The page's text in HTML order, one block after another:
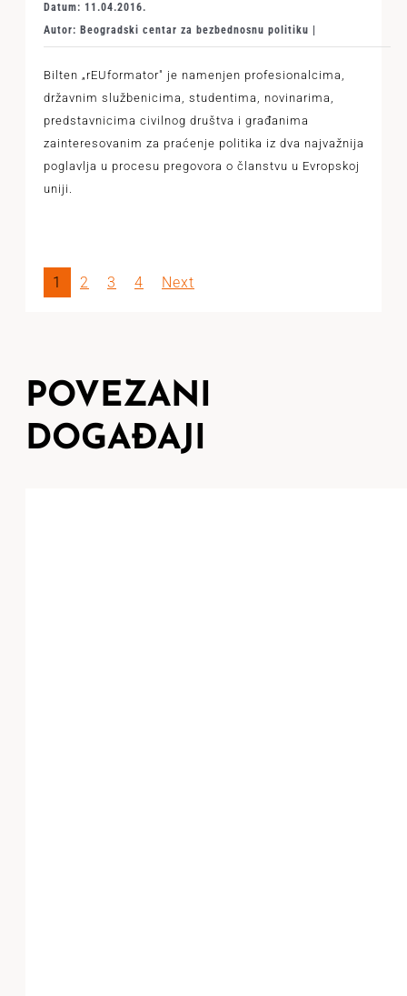
Datum: 11.04.2016.
Autor: Beogradski centar za bezbednosnu politiku |
Bilten „rEUformator" je namenjen profesionalcima,
državnim službenicima, studentima, novi­narima,
predstavnicima civilnog društva i građanima
zainteresovanim za praćenje politika iz dva najvažnija
poglav­lja u procesu pregovora o članstvu u Evropskoj
uniji.
1 2 3 4 Next
POVEZANI
DOGAĐAJI